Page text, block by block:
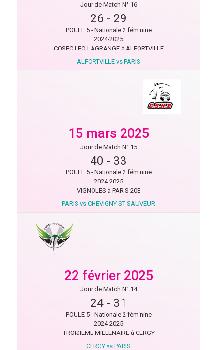
Jour de Match N° 16
26 - 29
POULE 5 - Nationale 2 féminine
2024-2025
COSEC LEO LAGRANGE à ALFORTVILLE
ALFORTVILLE vs PARIS
15 mars 2025
Jour de Match N° 15
40 - 33
POULE 5 - Nationale 2 féminine
2024-2025
VIGNOLES à PARIS 20E
PARIS vs CHEVIGNY ST SAUVEUR
22 février 2025
Jour de Match N° 14
24 - 31
POULE 5 - Nationale 2 féminine
2024-2025
TROISIEME MILLENAIRE à CERGY
CERGY vs PARIS